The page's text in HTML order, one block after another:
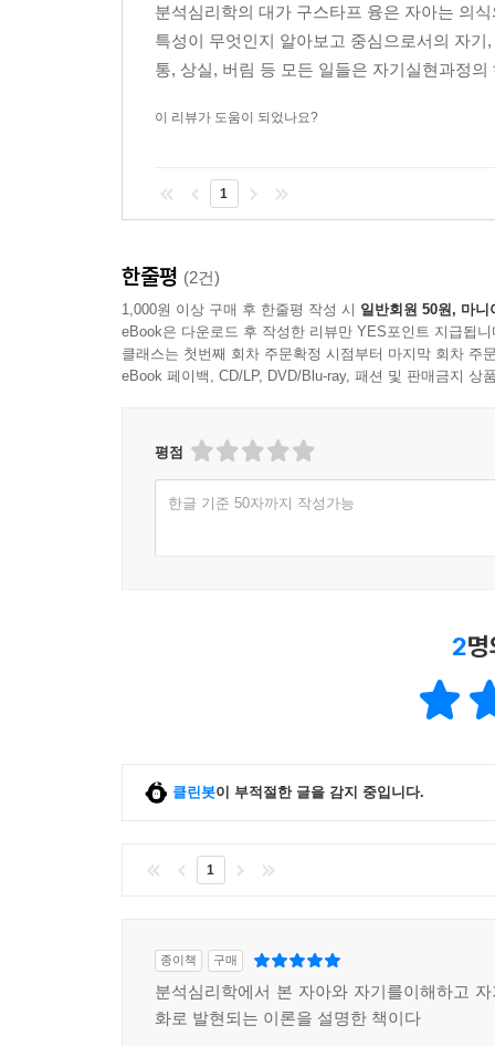
분석심리학의 대가 구스타프 융은 자아는 의
특성이 무엇인지 알아보고 중심으로서의 자
통, 상실, 버림 등 모든 일들은 자기실현과정
이 리뷰가 도움이 되었나요?
1
한줄평 (2건)
1,000원 이상 구매 후 한줄평 작성 시 일반회원 50원, 마니
eBook은 다운로드 후 작성한 리뷰만 YES포인트 지급됩니
클래스는 첫번째 회차 주문확정 시점부터 마지막 회차 주
eBook 페이백, CD/LP, DVD/Blu-ray, 패션 및 판매금지 상
평점
한글 기준 50자까지 작성가능
2
클린봇이 부적절한 글을 감지 중입니다.
1
종이책 구매
분석심리학에서 본 자아와 자기를이해하고
화로 발현되는 이론을 설명한 책이다